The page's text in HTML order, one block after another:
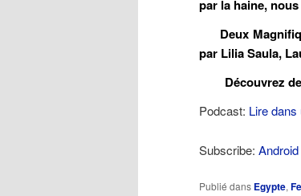
par la haine,
Deux
par Lilia Saula,
Découvrez des
Podcast: Lire dans
Subscribe: Android
Publié dans Egypte,